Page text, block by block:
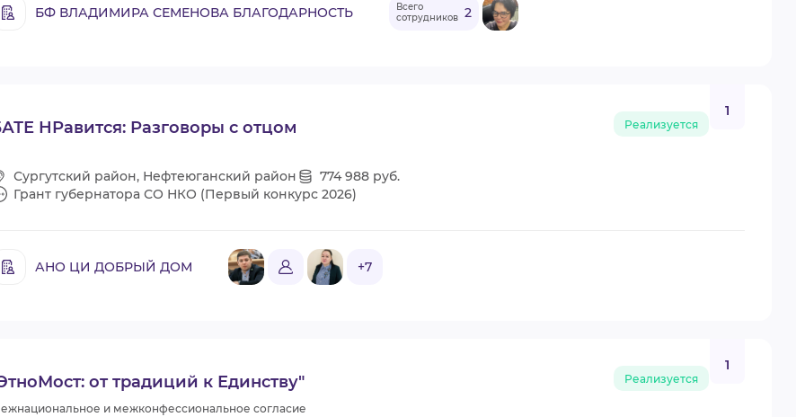
БФ ВЛАДИМИРА СЕМЕНОВА БЛАГОДАРНОСТЬ
Всего
сотрудников 2
НРавится: Разговоры с отцом Реализуется
1
Сургутский район, Нефтеюганский район
774 988 руб.
Грант губернатора СО НКО (Первый конкурс 2026)
АНО ЦИ ДОБРЫЙ ДОМ +7
от традиций к Единству" Реализуется
1
и межконфессиональное согласие